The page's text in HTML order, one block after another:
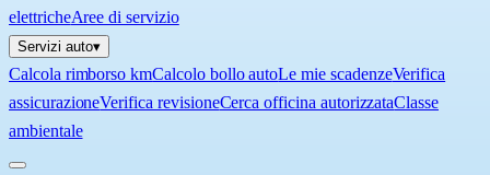
elettricheAree di servizio
Servizi auto▾
Calcola rimborso kmCalcolo bollo autoLe mie scadenzeVerifica
assicurazioneVerifica revisioneCerca officina autorizzataClasse
ambientale